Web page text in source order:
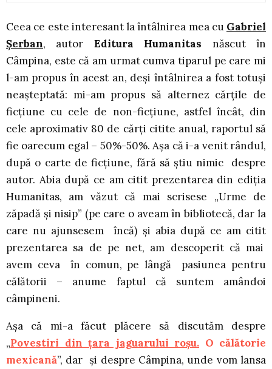
Ceea ce este interesant la întâlnirea mea cu Gabriel
Șerban, autor Editura Humanitas născut în
Câmpina, este că am urmat cumva tiparul pe care mi
l-am propus în acest an, deși întâlnirea a fost totuși
neașteptată: mi-am propus să alternez cărțile de
ficțiune cu cele de non-ficțiune, astfel încât, din
cele aproximativ 80 de cărți citite anual, raportul să
fie oarecum egal – 50%-50%. Așa că i-a venit rândul,
după o carte de ficțiune, fără să știu nimic despre
autor. Abia după ce am citit prezentarea din ediția
Humanitas, am văzut că mai scrisese „Urme de
zăpadă și nisip” (pe care o aveam în bibliotecă, dar la
care nu ajunsesem încă) și abia după ce am citit
prezentarea sa de pe net, am descoperit că mai
avem ceva în comun, pe lângă pasiunea pentru
călătorii – anume faptul că suntem amândoi
câmpineni.
Așa că mi-a făcut plăcere să discutăm despre
„Povestiri din ţara jaguarului roşu. O călătorie
mexicană”, dar și despre Câmpina, unde vom lansa